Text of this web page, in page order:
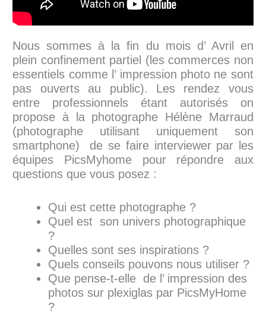
Nous sommes à la fin du mois d’ Avril en
plein confinement partiel (les commerces non
essentiels comme l’ impression photo ne sont
pas ouverts au public). Les rendez vous
entre professionnels étant autorisés on
propose à la photographe Hélène Marraud
(photographe utilisant uniquement son
smartphone) de se faire interviewer par les
équipes PicsMyhome pour répondre aux
questions que vous posez :
Qui est cette photographe ?
Quel est son univers photographique
?
Quelles sont ses inspirations ?
Quels conseils pouvons nous utiliser ?
Que pense-t-elle de l’ impression des
photos sur plexiglas par PicsMyHome
?